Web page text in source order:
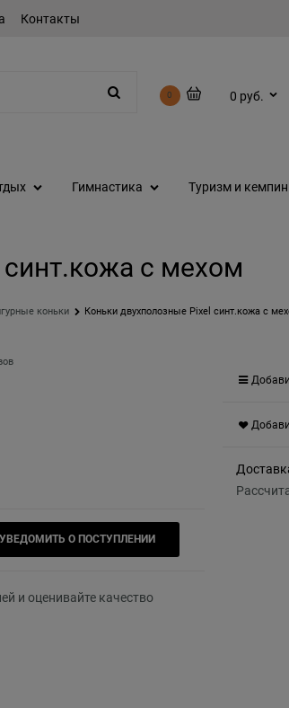
Контакты
0 0 руб.
Гимнастика Туризм и
с мехом
коньки Коньки двухполозные Pixel синт.кожа с
УВЕДОМИТЬ О ПОСТУПЛЕНИИ